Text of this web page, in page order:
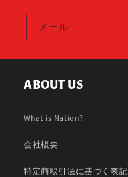
メール
ABOUT US
What is Nation?
会社概要
特定商取引法に基づく表記